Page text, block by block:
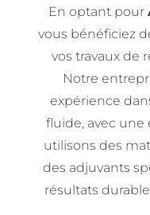
En optant pour
vous bénéficiez
vos travaux de
Notre
expérience
fluide, avec une
utilisons des
des adjuvants
résultats